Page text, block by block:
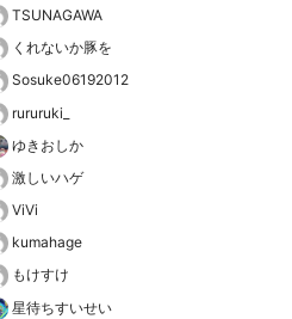
TSUNAGAWA
くれないか豚を
Sosuke06192012
rururuki_
ゆきおしか
激しいハゲ
ViVi
kumahage
もけすけ
星待ちすいせい